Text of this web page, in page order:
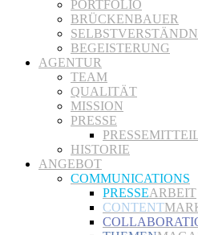
PORTFOLIO
BRÜCKENBAUER
BEGEISTERUNG
AGENTUR
TEAM
QUALITÄT
MISSION
PRESSE
HISTORIE
ANGEBOT
COMMUNICATIONS
PRESSEARBEIT
CONTENT